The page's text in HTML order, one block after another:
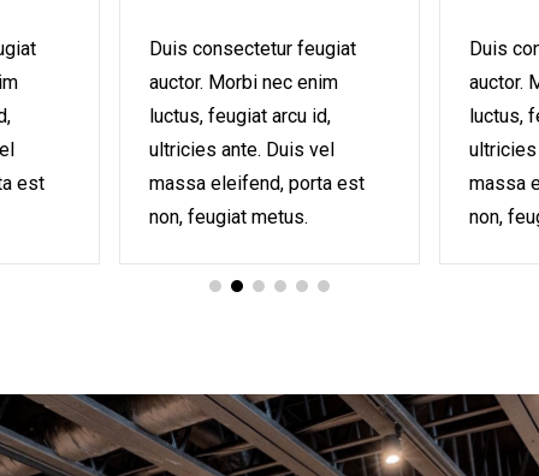
est
Duis consectetur feugiat
auctor. Morbi nec enim
luctus, feugiat arcu id,
ultricies ante. Duis vel
massa eleifend, porta est
non, feugiat metus.
Duis
auctor.
luctus,
ultricies
massa
non,